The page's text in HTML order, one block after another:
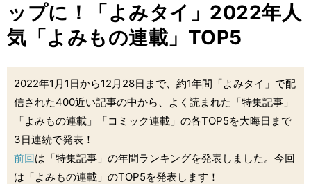
新刊
特集
編集部
ップに！「よみタイ」2022年人
気「よみもの連載」TOP5
2022年1月1日から12月28日まで、約1年間「よみタイ」で配
信された400近い記事の中から、よく読まれた「特集記事」
「よみもの連載」「コミック連載」の各TOP5を大晦日まで
3日連続で発表！
前回は「特集記事」の年間ランキングを発表しました。今回
は「よみもの連載」のTOP5を発表します！